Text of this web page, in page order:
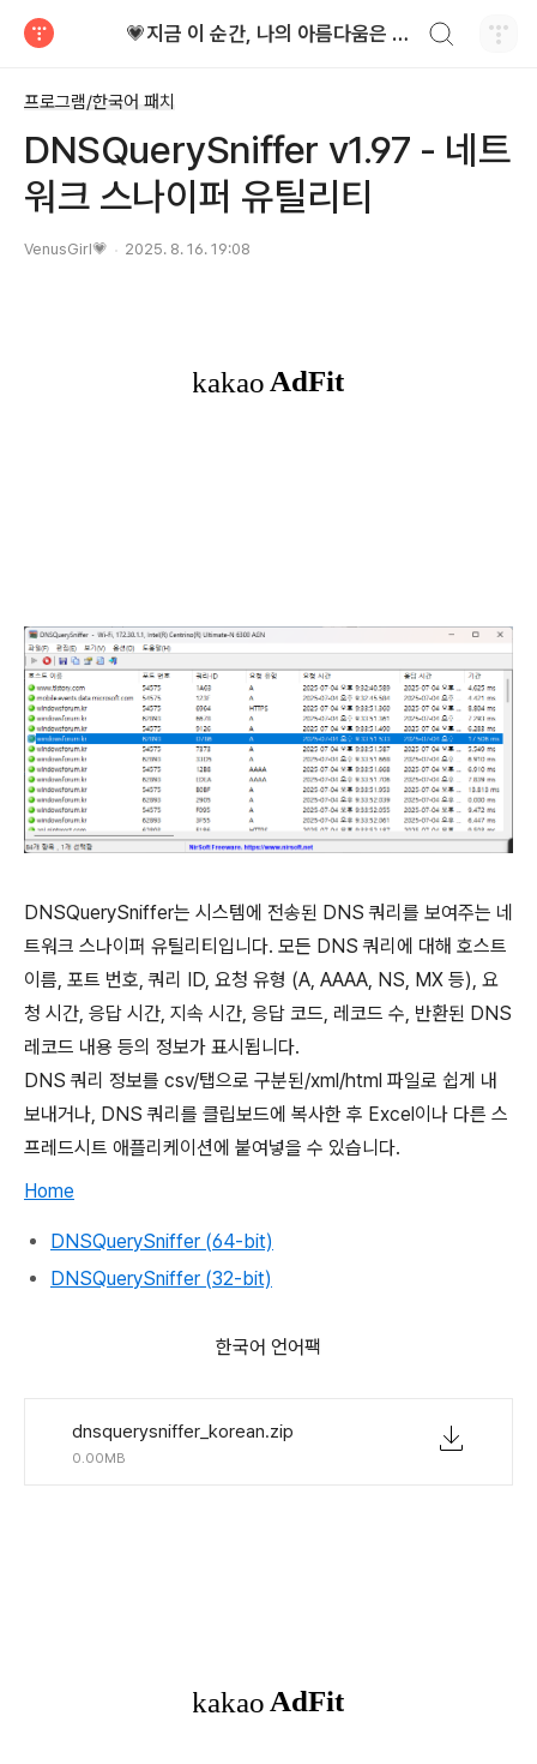
💗지금 이 순간, 나의 아름다움은 가장 빛난다!
프로그램/한국어 패치
DNSQuerySniffer v1.97 - 네트
워크 스나이퍼 유틸리티
VenusGirl💗 2025. 8. 16. 19:08
DNSQuerySniffer는 시스템에 전송된 DNS 쿼리를 보여주는 네
트워크 스나이퍼 유틸리티입니다. 모든 DNS 쿼리에 대해 호스트
이름, 포트 번호, 쿼리 ID, 요청 유형 (A, AAAA, NS, MX 등), 요
청 시간, 응답 시간, 지속 시간, 응답 코드, 레코드 수, 반환된 DNS
레코드 내용 등의 정보가 표시됩니다.
DNS 쿼리 정보를 csv/탭으로 구분된/xml/html 파일로 쉽게 내
보내거나, DNS 쿼리를 클립보드에 복사한 후 Excel이나 다른 스
프레드시트 애플리케이션에 붙여넣을 수 있습니다.
Home
DNSQuerySniffer (64-bit)
DNSQuerySniffer (32-bit)
한국어 언어팩
dnsquerysniffer_korean.zip
0.00MB